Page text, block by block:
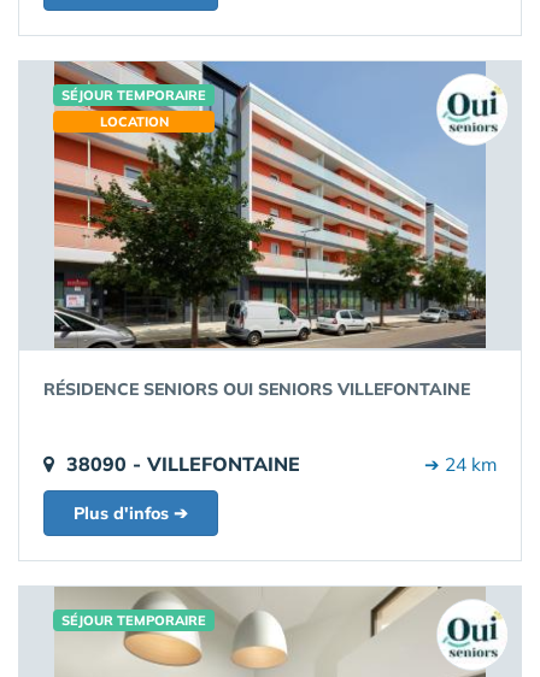
SÉJOUR TEMPORAIRE
LOCATION
RÉSIDENCE SENIORS OUI SENIORS VILLEFONTAINE
38090 - VILLEFONTAINE ➔ 24 km
Plus d'infos ➔
SÉJOUR TEMPORAIRE